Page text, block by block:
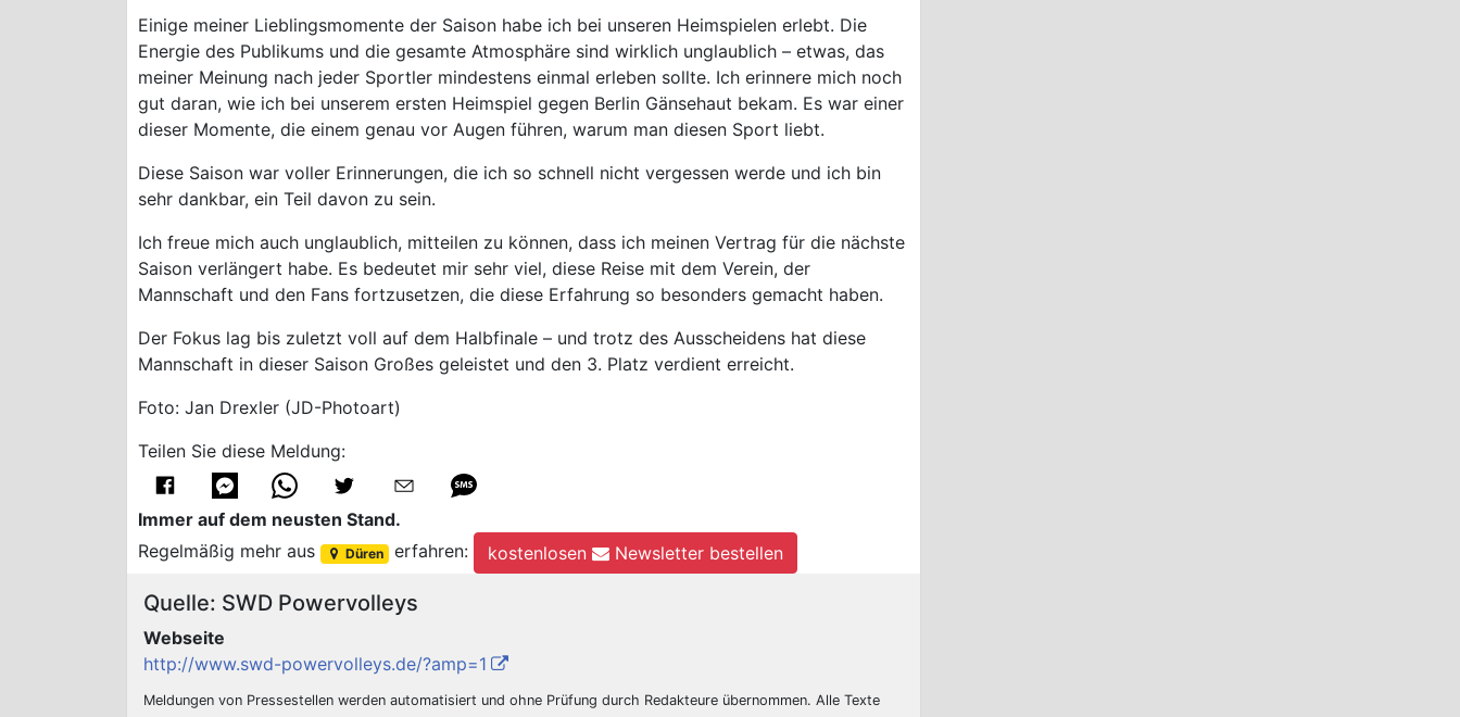
Einige meiner Lieblingsmomente der Saison habe ich bei unseren Heimspielen erlebt. Die
Energie des Publikums und die gesamte Atmosphäre sind wirklich unglaublich – etwas, das
meiner Meinung nach jeder Sportler mindestens einmal erleben sollte. Ich erinnere mich noch
gut daran, wie ich bei unserem ersten Heimspiel gegen Berlin Gänsehaut bekam. Es war einer
dieser Momente, die einem genau vor Augen führen, warum man diesen Sport liebt.
Diese Saison war voller Erinnerungen, die ich so schnell nicht vergessen werde und ich bin
sehr dankbar, ein Teil davon zu sein.
Ich freue mich auch unglaublich, mitteilen zu können, dass ich meinen Vertrag für die nächste
Saison verlängert habe. Es bedeutet mir sehr viel, diese Reise mit dem Verein, der
Mannschaft und den Fans fortzusetzen, die diese Erfahrung so besonders gemacht haben.
Der Fokus lag bis zuletzt voll auf dem Halbfinale – und trotz des Ausscheidens hat diese
Mannschaft in dieser Saison Großes geleistet und den 3. Platz verdient erreicht.
Foto: Jan Drexler (JD-Photoart)
Teilen Sie diese Meldung:
Immer auf dem neusten Stand.
Regelmäßig mehr aus
Düren erfahren: kostenlosen Newsletter bestellen
Quelle: SWD Powervolleys
Webseite
http://www.swd-powervolleys.de/?amp=1
Meldungen von Pressestellen werden automatisiert und ohne Prüfung durch Redakteure übernommen. Alle Texte